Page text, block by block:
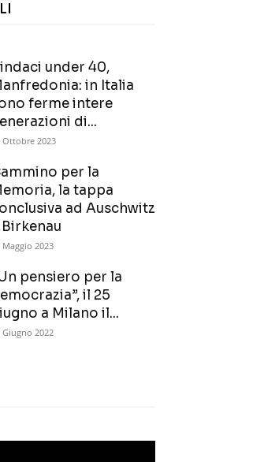
under 40,
in Italia
ferme intere
di...
Ottobre 2023
per la
la tappa
ad Auschwitz
Birkenau
Maggio 2023
pensiero per la
il 25
a Milano il...
Giugno 2022